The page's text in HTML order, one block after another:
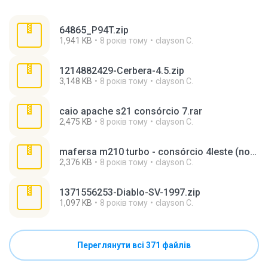
64865_P94T.zip
1,941 KB 8 років тому clayson C.
1214882429-Cerbera-4.5.zip
3,148 KB 8 років тому clayson C.
caio apache s21 consórcio 7.rar
2,475 KB 8 років тому clayson C.
mafersa m210 turbo - consórcio 4leste (novo horizonte).rar
2,376 KB 8 років тому clayson C.
1371556253-Diablo-SV-1997.zip
1,097 KB 8 років тому clayson C.
Переглянути всі 371 файлів